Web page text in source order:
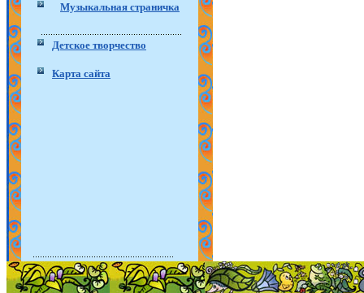
Музыкальная страничка
Детское творчество
Карта сайта